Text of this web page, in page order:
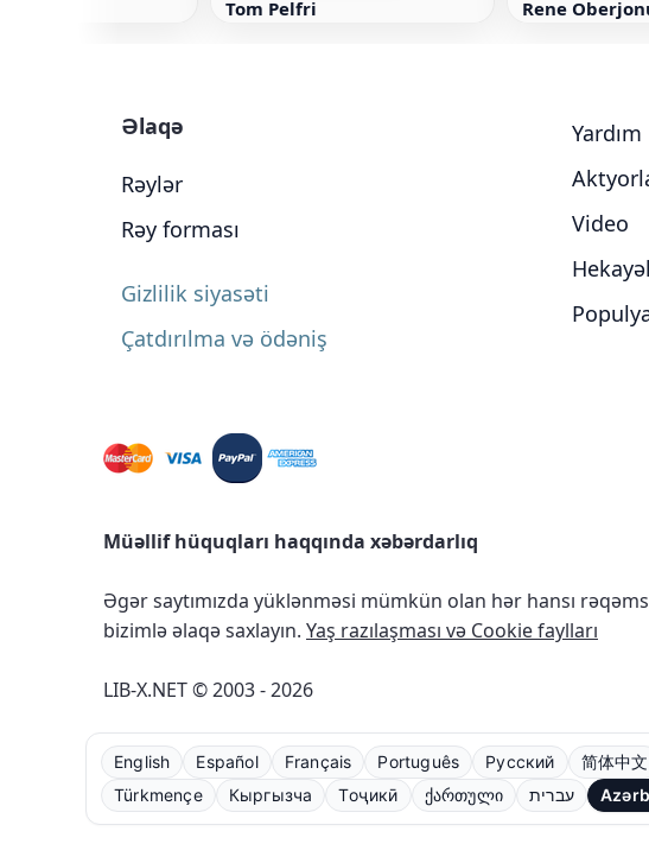
Tom Pelfri Rene
Əlaqə
Rəylər
Rəy forması
Gizlilik siyasəti
Çatdırılma və ödəniş
Yardım
Video
Müəllif hüquqları haqqında xəbərdarlıq
Əgər saytımızda yüklənməsi mümkün olan hər hansı
bizimlə əlaqə saxlayın. Yaş razılaşması və Cookie faylları
LIB-X.NET © 2003 - 2026
English Español Français Português Русский 简体中文
Türkmençe
Кыргызча Тоҷикӣ ქართული עברית